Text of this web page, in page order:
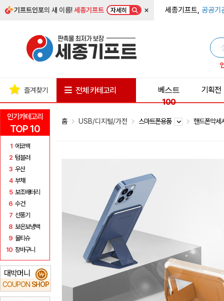
기프트인포의 새 이름!세종기프트 자세히 × 세종기프트, 공공기
인기카테고리
TOP 10
1 에코백
2 텀블러
3 우산
4 부채
5 보조배터리
6 수건
7 선풍기
8 보온보냉백
9 물티슈
10 장바구니
대박머니
COUPON SHOP
₩
즐겨찾기 전체 카테고리
베스트
100
기획전
홈 USB/디지털/가전 스마트폰용품 핸드폰악